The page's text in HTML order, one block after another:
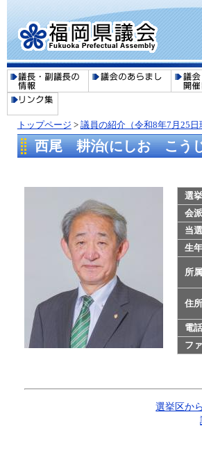
トップページ > 議員の紹介（令和8年7月25日
西尾 耕治(にしお こう
選
会派
当
生
所
住所
電
フ
選挙区か